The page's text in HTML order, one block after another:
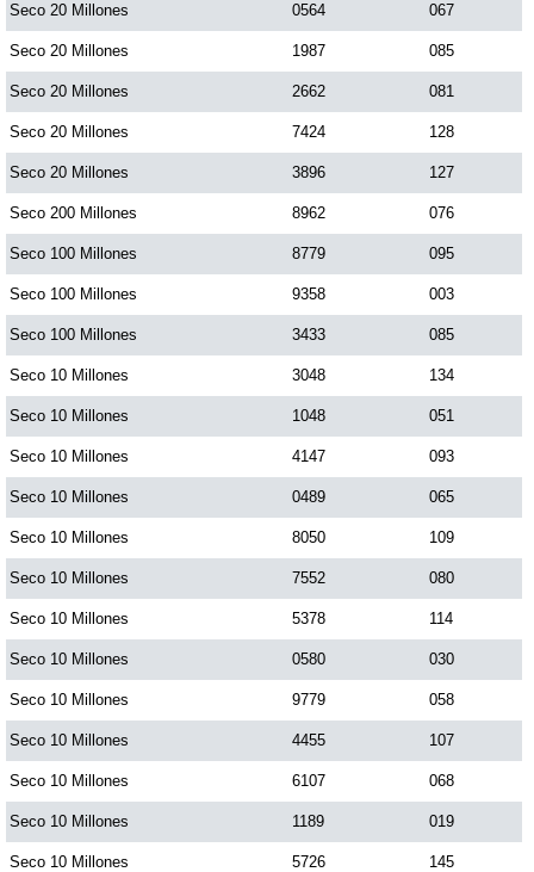
Seco 20 Millones 0564 067
Seco 20 Millones 1987 085
Seco 20 Millones 2662 081
Seco 20 Millones 7424 128
Seco 20 Millones 3896 127
Seco 200 Millones 8962 076
Seco 100 Millones 8779 095
Seco 100 Millones 9358 003
Seco 100 Millones 3433 085
Seco 10 Millones 3048 134
Seco 10 Millones 1048 051
Seco 10 Millones 4147 093
Seco 10 Millones 0489 065
Seco 10 Millones 8050 109
Seco 10 Millones 7552 080
Seco 10 Millones 5378 114
Seco 10 Millones 0580 030
Seco 10 Millones 9779 058
Seco 10 Millones 4455 107
Seco 10 Millones 6107 068
Seco 10 Millones 1189 019
Seco 10 Millones 5726 145